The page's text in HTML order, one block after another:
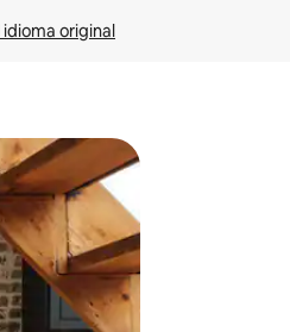
original